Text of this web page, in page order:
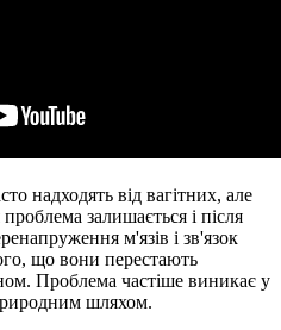
надходять від вагітних, але
залишається і після
м'язів і зв'язок
що вони перестають
Проблема частіше виникає у
шляхом.